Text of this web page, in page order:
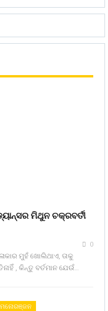
ମିଥୁନ ଚକ୍ରବର୍ତୀ
0
ମୁହଁ ଖୋଲିଥାଏ, ତାକୁ
, କିନ୍ତୁ ବର୍ତମାନ ଯେଉଁ…
ମନୋରଞ୍ଜନ